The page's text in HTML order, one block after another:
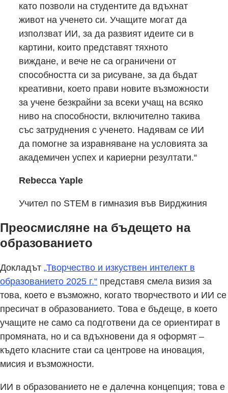
като позволи на студентите да вдъхнат
живот на ученето си. Учащите могат да
използват ИИ, за да развият идеите си в
картини, които представят тяхното
виждане, и вече не са ограничени от
способността си за рисуване, за да бъдат
креативни, което прави новите възможности
за учене безкрайни за всеки учащ на всяко
ниво на способности, включително такива
със затруднения с ученето. Надявам се ИИ
да помогне за изравняване на условията за
академичен успех и кариерни резултати.“
Rebecca Yaple
Учител по STEM в гимназия във Вирджиния
Преосмисляне на бъдещето на
образованието
Докладът „Творчество и изкуствен интелект в
образованието 2025 г.“ представя смела визия за
това, което е възможно, когато творчеството и ИИ се
пресичат в образованието. Това е бъдеще, в което
учащите не само са подготвени да се ориентират в
промяната, но и са вдъхновени да я оформят –
където класните стаи са центрове на иновация,
мисия и възможности.
ИИ в образованието не е далечна концепция; това е